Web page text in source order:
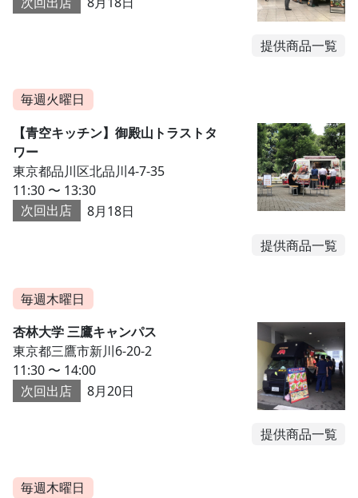
提供商品一覧
毎週火曜日
【青空キッチン】御殿山トラストタ
ワー
東京都品川区北品川4-7-35
11:30 〜 13:30
次回出店
8月18日
提供商品一覧
毎週木曜日
杏林大学 三鷹キャンパス
東京都三鷹市新川6-20-2
11:30 〜 14:00
次回出店
8月20日
提供商品一覧
毎週木曜日